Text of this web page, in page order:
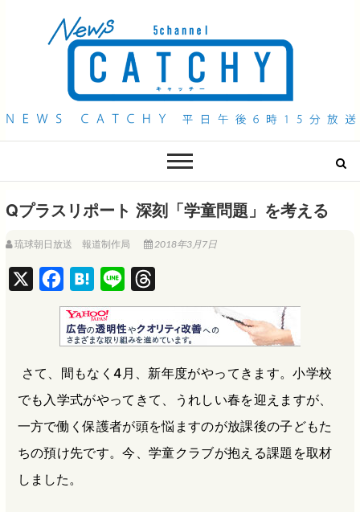
QAB NEWS Headline
Qプラスリポート 深刻「学童問題」を考える
琉球朝日放送 報道制作局 2018年3月7日
a
c
e
b
o
o
k
H
a
t
e
n
a
i
n
e
h
r
e
a
d
s
さて、間もなく4月、新年度がやってきます。小学校
でも入学式がやってきて、うれしい春を迎えますが、
一方で働く保護者が頭を悩ますのが放課後の子どもた
ちの預け先です。今、学童クラブが抱える課題を取材
しました。